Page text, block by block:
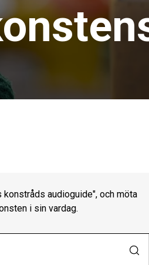
konstråds audioguide", och möta
i sin vardag.